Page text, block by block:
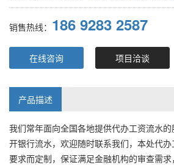
销售热线： 186 9283 2587
在线咨询 项目洽谈
产品描述
我们常年面向全国各地提供代办工资流水
开银行流水，欢迎随时联系我们，本处代
要求而定制，保证满足金融机构的审查需